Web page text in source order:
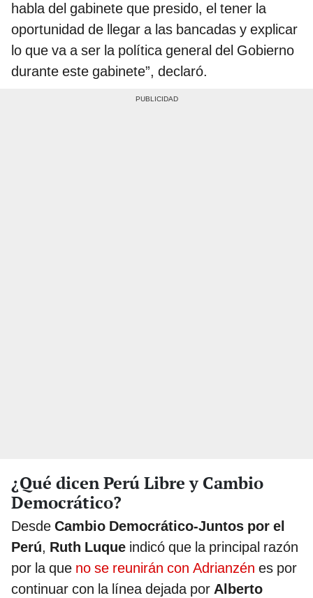
habla del gabinete que presido, el tener la
oportunidad de llegar a las bancadas y explicar
lo que va a ser la política general del Gobierno
durante este gabinete”, declaró.
¿Qué dicen Perú Libre y Cambio
Democrático?
Desde Cambio Democrático-Juntos por el
Perú, Ruth Luque indicó que la principal razón
por la que no se reunirán con Adrianzén es por
continuar con la línea dejada por Alberto